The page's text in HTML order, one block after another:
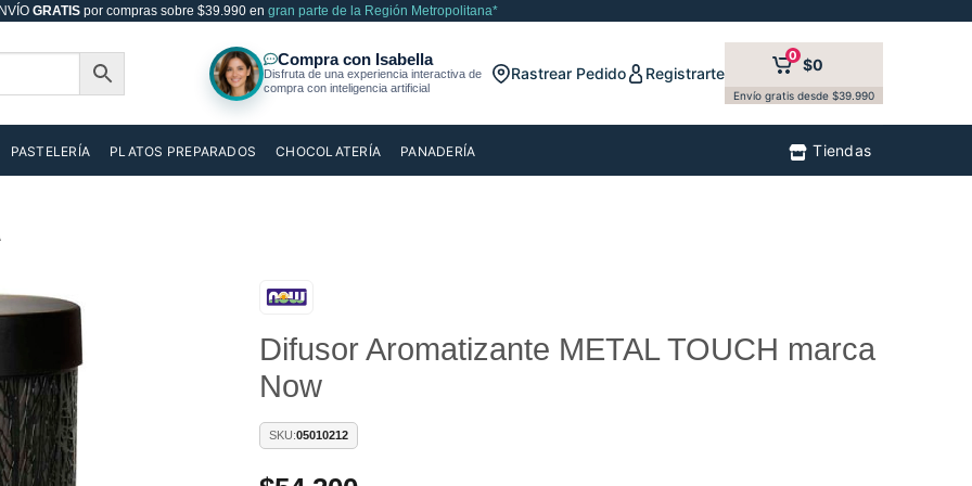
GRATISpor compras sobre $39.990 en gran parte de la Región Metropolitana*
Rastrear Pedido Registrarte
0 $0
Envío gratis desde $39.990
PASTELERÍA PLATOS PREPARADOS CHOCOLATERÍA PANADERÍA Tiendas
Difusor Aromatizante METAL TOUCH marca
Now
SKU:05010212